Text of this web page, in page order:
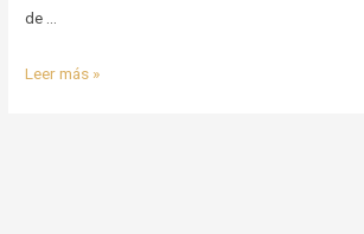
de …
Educar
Leer más »